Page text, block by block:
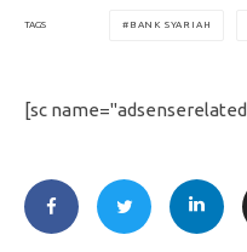
TAGS BANK SYARIAH
[sc